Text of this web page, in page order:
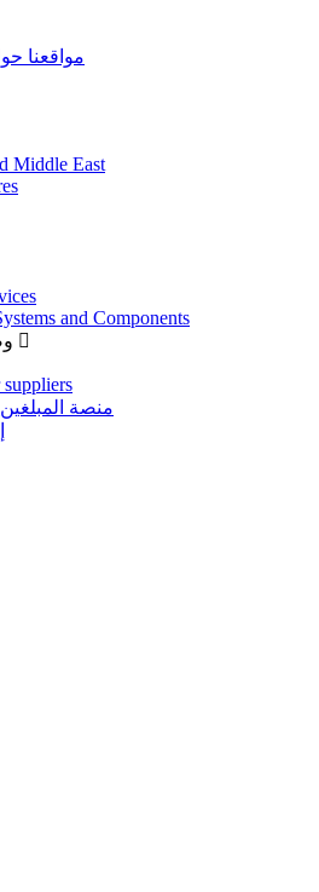
مواقعنا
Middle East
and Components
منصة